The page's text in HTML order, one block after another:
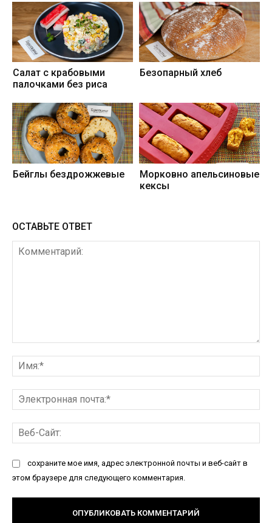
Салат с крабовыми
палочками без риса
Безопарный хлеб
Бейглы бездрожжевые
Морковно апельсиновые
кексы
ОСТАВЬТЕ ОТВЕТ
сохраните мое имя, адрес электронной почты и веб-сайт в
этом браузере для следующего комментария.